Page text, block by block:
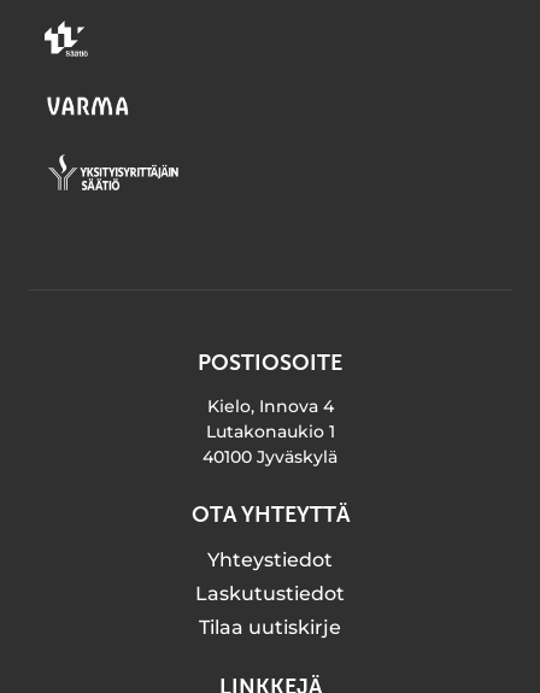
POSTIOSOITE
Kielo, Innova 4
Lutakonaukio 1
40100 Jyväskylä
OTA YHTEYTTÄ
Yhteystiedot
Laskutustiedot
Tilaa uutiskirje
LINKKEJÄ